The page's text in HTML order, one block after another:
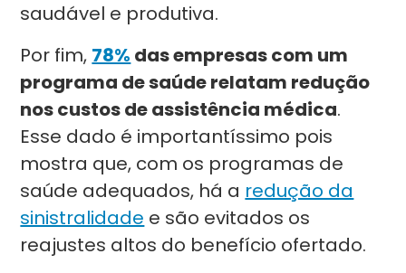
saudável e produtiva.
Por fim, 78% das empresas com um
programa de saúde relatam redução
nos custos de assistência médica.
Esse dado é importantíssimo pois
mostra que, com os programas de
saúde adequados, há a redução da
sinistralidade e são evitados os
reajustes altos do benefício ofertado.